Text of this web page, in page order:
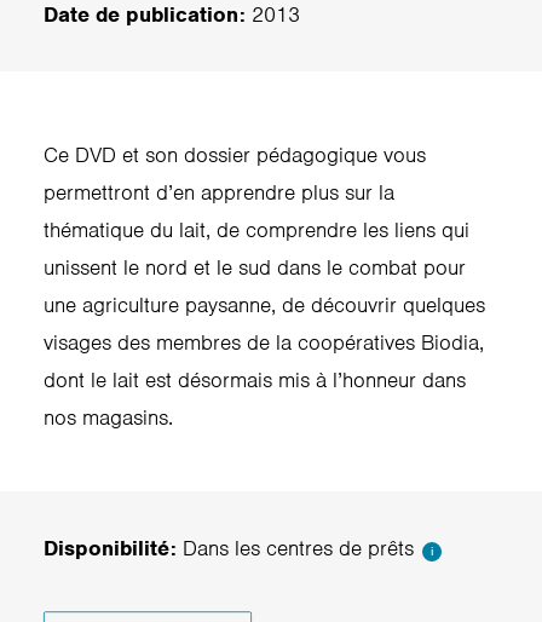
Date de publication: 2013
Ce DVD et son dossier pédagogique vous
permettront d’en apprendre plus sur la
thématique du lait, de comprendre les liens qui
unissent le nord et le sud dans le combat pour
une agriculture paysanne, de découvrir quelques
visages des membres de la coopératives Biodia,
dont le lait est désormais mis à l’honneur dans
nos magasins.
Disponibilité: Dans les centres de prêts i